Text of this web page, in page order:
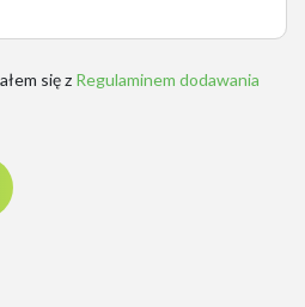
się z Regulaminem dodawania